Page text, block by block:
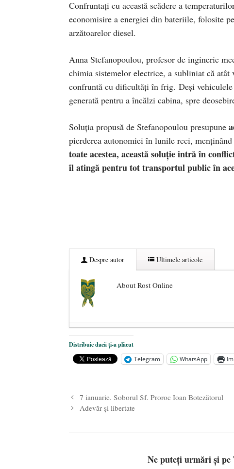
Confruntați cu această scădere a
economisire a energiei din bateriile, folosite
arzătoarelor diesel.
Anna Stefanopoulou, profesor de inginerie
chimia sistemelor electrice, a subliniat că
confruntă cu dificultăți în frig. Deși
generată pentru a încălzi cabina, spre
Soluția propusă de Stefanopoulou presupune
pierderea autonomiei în lunile reci,
toate acestea, această soluție intră în
îl atingă pentru tot transportul public în
Despre autor Ultimele articole
About Rost Online
Dezvăluiri cutremurătoare despre
Statul care servește Națiunea - 21
Legea Vexler produce efecte. Bustul
Distribuie dacă ți-a plăcut
Telegram
WhatsApp
7 ianuarie. Soborul Sf. Proroc Ioan Botezătorul
Adevăr și libertate
Ne puteți urmări și pe